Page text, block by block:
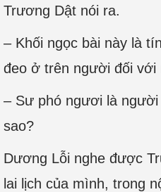
Trương Dật nói ra.
– Khối ngọc bài này là
đeo ở trên người đối với
– Sư phó ngươi là
sao?
Dương Lỗi nghe được
lai lịch của mình, trong